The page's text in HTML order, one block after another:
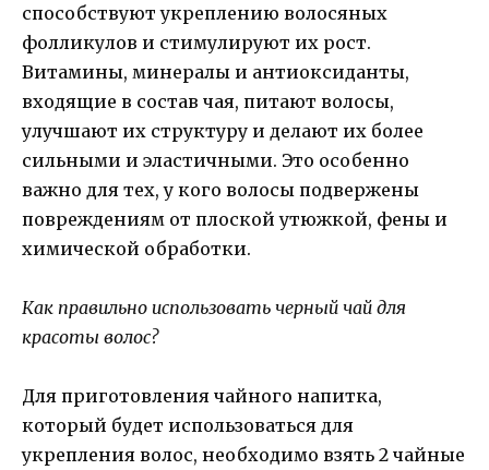
способствуют укреплению волосяных
фолликулов и стимулируют их рост.
Витамины, минералы и антиоксиданты,
входящие в состав чая, питают волосы,
улучшают их структуру и делают их более
сильными и эластичными. Это особенно
важно для тех, у кого волосы подвержены
повреждениям от плоской утюжкой, фены и
химической обработки.
Как правильно использовать черный чай для
красоты волос?
Для приготовления чайного напитка,
который будет использоваться для
укрепления волос, необходимо взять 2 чайные